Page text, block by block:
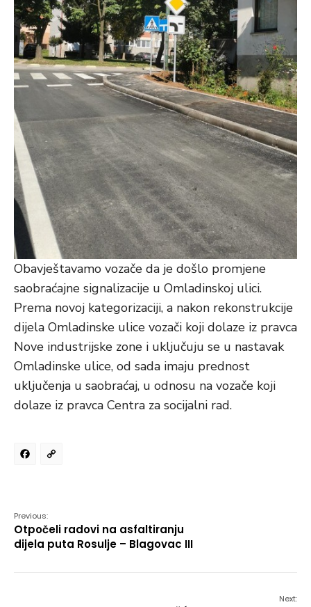
Obavještavamo vozače da je došlo promjene
saobraćajne signalizacije u Omladinskoj ulici.
Prema novoj kategorizaciji, a nakon rekonstrukcije
dijela Omladinske ulice vozači koji dolaze iz pravca
Nove industrijske zone i uključuju se u nastavak
Omladinske ulice, od sada imaju prednost
uključenja u saobraćaj, u odnosu na vozače koji
dolaze iz pravca Centra za socijalni rad.
Facebook
Previous:
Otpočeli radovi na asfaltiranju
dijela puta Rosulje – Blagovac III
Next: